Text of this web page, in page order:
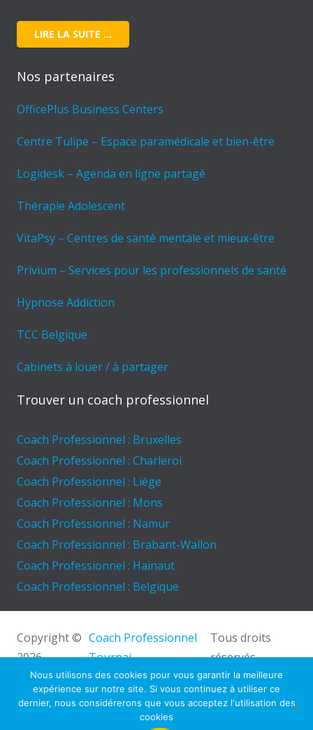
LIRE LA SUITE …
Nos partenaires
OfficePlus Business Centers
Centre Tulipe – Espace paramédicale et bien-être
Logidesk – Agenda en ligne partagé
Thérapie Adolescent
VitaPsy – Centres de santé mentale et mieux-être
Privium – Services pour les professionnels de santé
Hypnose Addiction
TCC Belgique
Cabinets à louer / à partager
Trouver un coach professionnel
Coach Professionnel : Bruxelles
Coach Professionnel : Charleroi
Coach Professionnel : Liège
Coach Professionnel : Mons
Coach Professionnel : Namur
Coach Professionnel : Brabant-Wallon
Coach Professionnel : Hainaut
Coach Professionnel : Belgique
Copyright ©
2026
Coach Professionnel
Tournai.
Tous droits
réservés.
Powered byPrivium – Des services qui soutiennent
vos soins. Pour psychologues, psychotherapeutes et
hypnotherapeutes.
Nous utilisons des cookies pour vous garantir la meilleure
expérience sur notre site. Si vous continuez à utiliser ce
dernier, nous considérerons que vous acceptez l'utilisation des
cookies